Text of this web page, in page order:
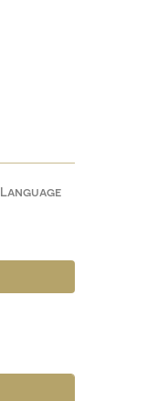
Language